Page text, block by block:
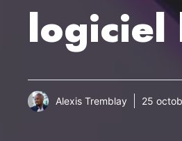
logiciel
Alexis Tremblay 25